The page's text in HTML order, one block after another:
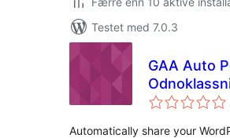
Testet med 7.0.3
GAA Auto
Automatically share your